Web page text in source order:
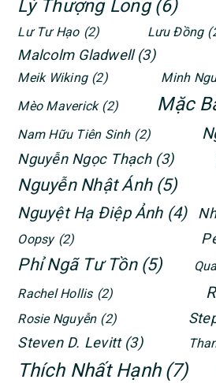
Lý Thượng Long (6)
Lư Tư Hạo (2) Lưu Đồng
Malcolm Gladwell (3)
Meik Wiking (2) Minh
Mèo Maverick (2) Mặc
Nam Hữu Tiên Sinh (2)
Nguyễn Ngọc Thạch (3)
Nguyễn Nhật Ánh (5)
Nguyệt Hạ Điệp Ảnh (4)
Oopsy (2)
Phỉ Ngã Tư Tồn (5)
Rachel Hollis (2)
Rosie Nguyễn (2)
Steven D. Levitt (3)
Thích Nhất Hạnh (7)